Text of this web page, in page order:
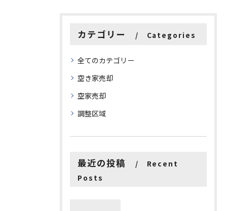
カテゴリー Categories
全てのカテゴリー
空き家売却
空家売却
調整区域
最近の投稿
Recent
Posts